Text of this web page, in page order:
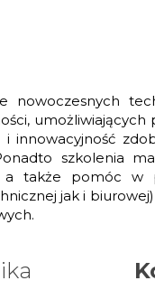
nowoczesnych
umożliwiających
innowacyjność
szkolenia
także pomóc w
jak i